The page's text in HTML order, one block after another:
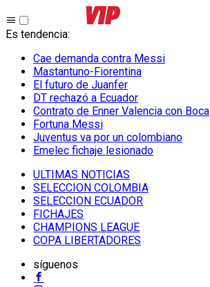
Es tendencia:
Cae demanda contra Messi
Mastantuno-Fiorentina
El futuro de Juanfer
DT rechazó a Ecuador
Contrato de Enner Valencia con Boca
Fortuna Messi
Juventus va por un colombiano
Emelec fichaje lesionado
ULTIMAS NOTICIAS
SELECCION COLOMBIA
SELECCION ECUADOR
FICHAJES
CHAMPIONS LEAGUE
COPA LIBERTADORES
síguenos